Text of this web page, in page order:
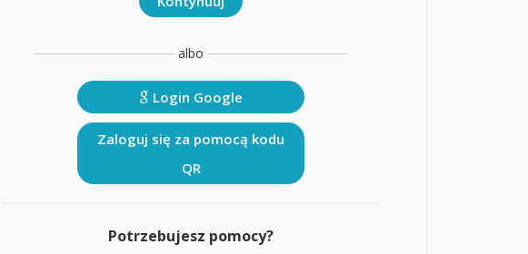
albo
Login Google
Zaloguj się za pomocą kodu
QR
Potrzebujesz pomocy?